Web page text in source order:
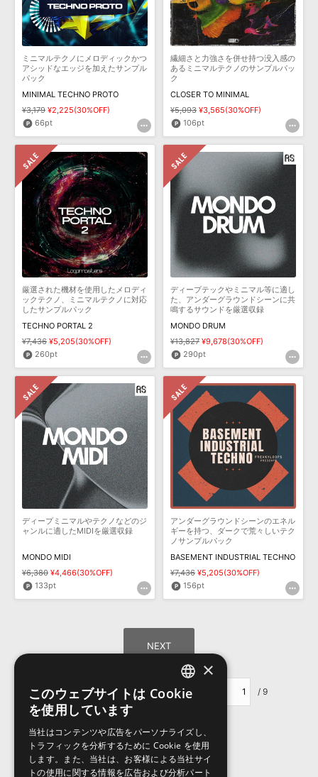
ミニマルテクノにメロディックかつ
アシッドなエッジを加えたサンプル
パック
MINIMAL TECHNO PROTO
¥3,179 ¥2,225(30%OFF)
66pt
繊細さと力強さを併せ持つ没入感の
あるミニマルテクノのサンプルパッ
ク
CLOSER TO MINIMAL
¥5,093 ¥3,565(30%OFF)
106pt
厳選された機材を使用したメロディ
ックテクノ、ミニマルテクノに対応
したサンプルパック
TECHNO PORTAL 2
¥7,436 ¥5,205(30%OFF)
260pt
ディープテックやミニマル等に適し
た、アンダーグラウンドシーンに共
鳴するサウンドを厳選収録
MONDO DRUM
¥13,827 ¥9,678(30%OFF)
290pt
ディープミニマルやテクノなどのジ
ャンルに適したMIDIを厳選収録
MONDO MIDI
¥6,380 ¥4,466(30%OFF)
133pt
アンダーグラウンドシーンのエネル
ギーを持つ、ダークで荒々しいテク
ノサンプルパック
BASEMENT INDUSTRIAL TECHNO
¥7,436 ¥5,205(30%OFF)
156pt
ページ移動： / 9
ENGLISH
×
このウェブサイトは Cookie
を使用しています
当社はコンテンツや広告をパーソナライズし、
トラフィックを分析するために Cookie を使用
します。また、当社は、お客様による当社サイ
トの使用に関する情報を広告および分析パート